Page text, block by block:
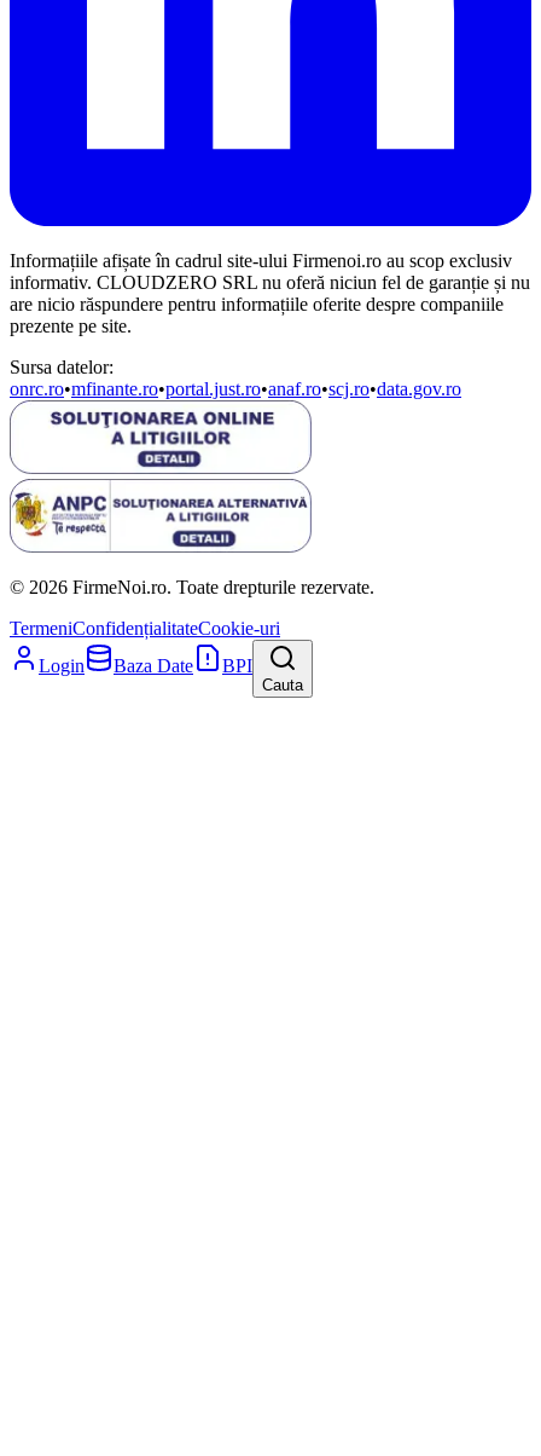
Informațiile afișate în cadrul site-ului Firmenoi.ro au scop exclusiv
informativ. CLOUDZERO SRL nu oferă niciun fel de garanție și nu
are nicio răspundere pentru informațiile oferite despre companiile
prezente pe site.
Sursa datelor:
onrc.ro•mfinante.ro•portal.just.ro•anaf.ro•scj.ro•data.gov.ro
© 2026 FirmeNoi.ro. Toate drepturile rezervate.
TermeniConfidențialitateCookie-uri
Login
Baza Date BPI
Cauta